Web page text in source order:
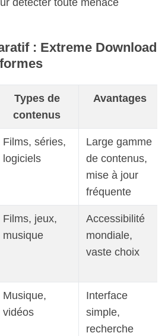
: Extreme Download
Types de
contenus
Avantages
Films, séries,
logiciels
Large gamme
de contenus,
mise à jour
fréquente
Films, jeux,
musique
Accessibilité
mondiale,
vaste choix
Musique,
vidéos
Interface
simple,
recherche